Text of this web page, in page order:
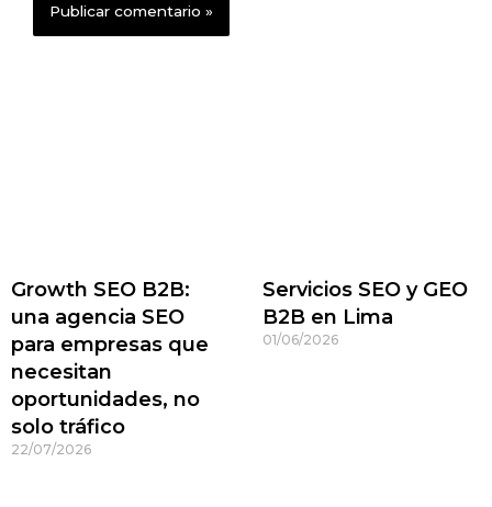
Growth SEO B2B:
una agencia SEO
para empresas que
necesitan
oportunidades, no
solo tráfico
22/07/2026
Servicios SEO y GEO
B2B en Lima
01/06/2026